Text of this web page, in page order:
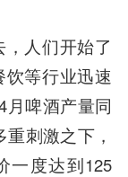
人们开始了
等行业迅速
月啤酒产量同
刺激之下，
一度达到125